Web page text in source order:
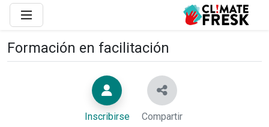
Formación en facilitación
Inscribirse Compartir